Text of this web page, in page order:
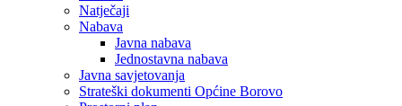
Natječaji
Nabava
Javna nabava
Jednostavna nabava
Javna savjetovanja
Strateški dokumenti Općine Borovo